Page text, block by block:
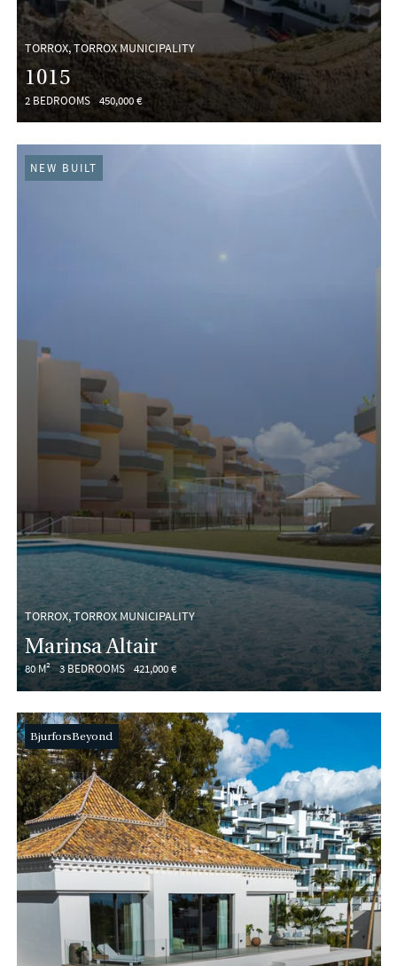
TORROX, TORROX MUNICIPALITY
1015
2 BEDROOMS 450,000 €
TORROX, TORROX MUNICIPALITY
Marinsa Altair
80 M² 3 BEDROOMS 421,000 €
NEW BUILT
BjurforsBeyond